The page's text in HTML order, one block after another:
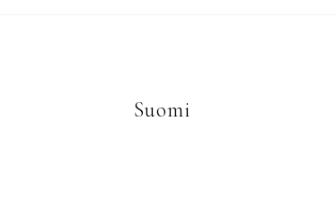
Suomi